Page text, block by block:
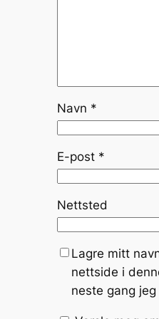
Navn *
E-post *
Nettsted
Lagre mitt
nettside i
neste gang